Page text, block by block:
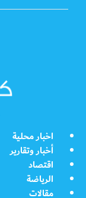
اخبار محلية
أخبار وتقارير
اقتصاد
الرياضة
مقالات